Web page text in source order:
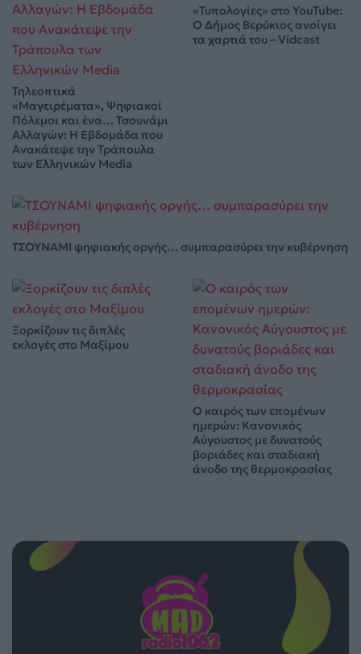
Τηλεοπτικά
«Μαγειρέματα», Ψηφιακοί
Πόλεμοι και ένα… Τσουνάμι
Αλλαγών: Η Εβδομάδα που
Ανακάτεψε την Τράπουλα
των Ελληνικών Media
«Τυπολογίες» στο YouTube:
Ο Δήμος Βερύκιος ανοίγει
τα χαρτιά του – Vidcast
ΤΣΟΥΝΑΜΙ ψηφιακής οργής… συμπαρασύρει την κυβέρνηση
Ξορκίζουν τις διπλές
εκλογές στο Μαξίμου
Ο καιρός των επομένων
ημερών: Κανονικός
Αύγουστος με δυνατούς
βοριάδες και σταδιακή
άνοδο της θερμοκρασίας